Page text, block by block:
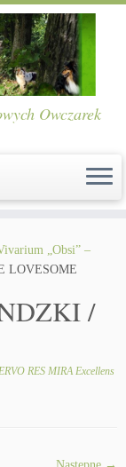
Owczarek
„Obsi” –
LOVESOME
/
RES MIRA Excellens